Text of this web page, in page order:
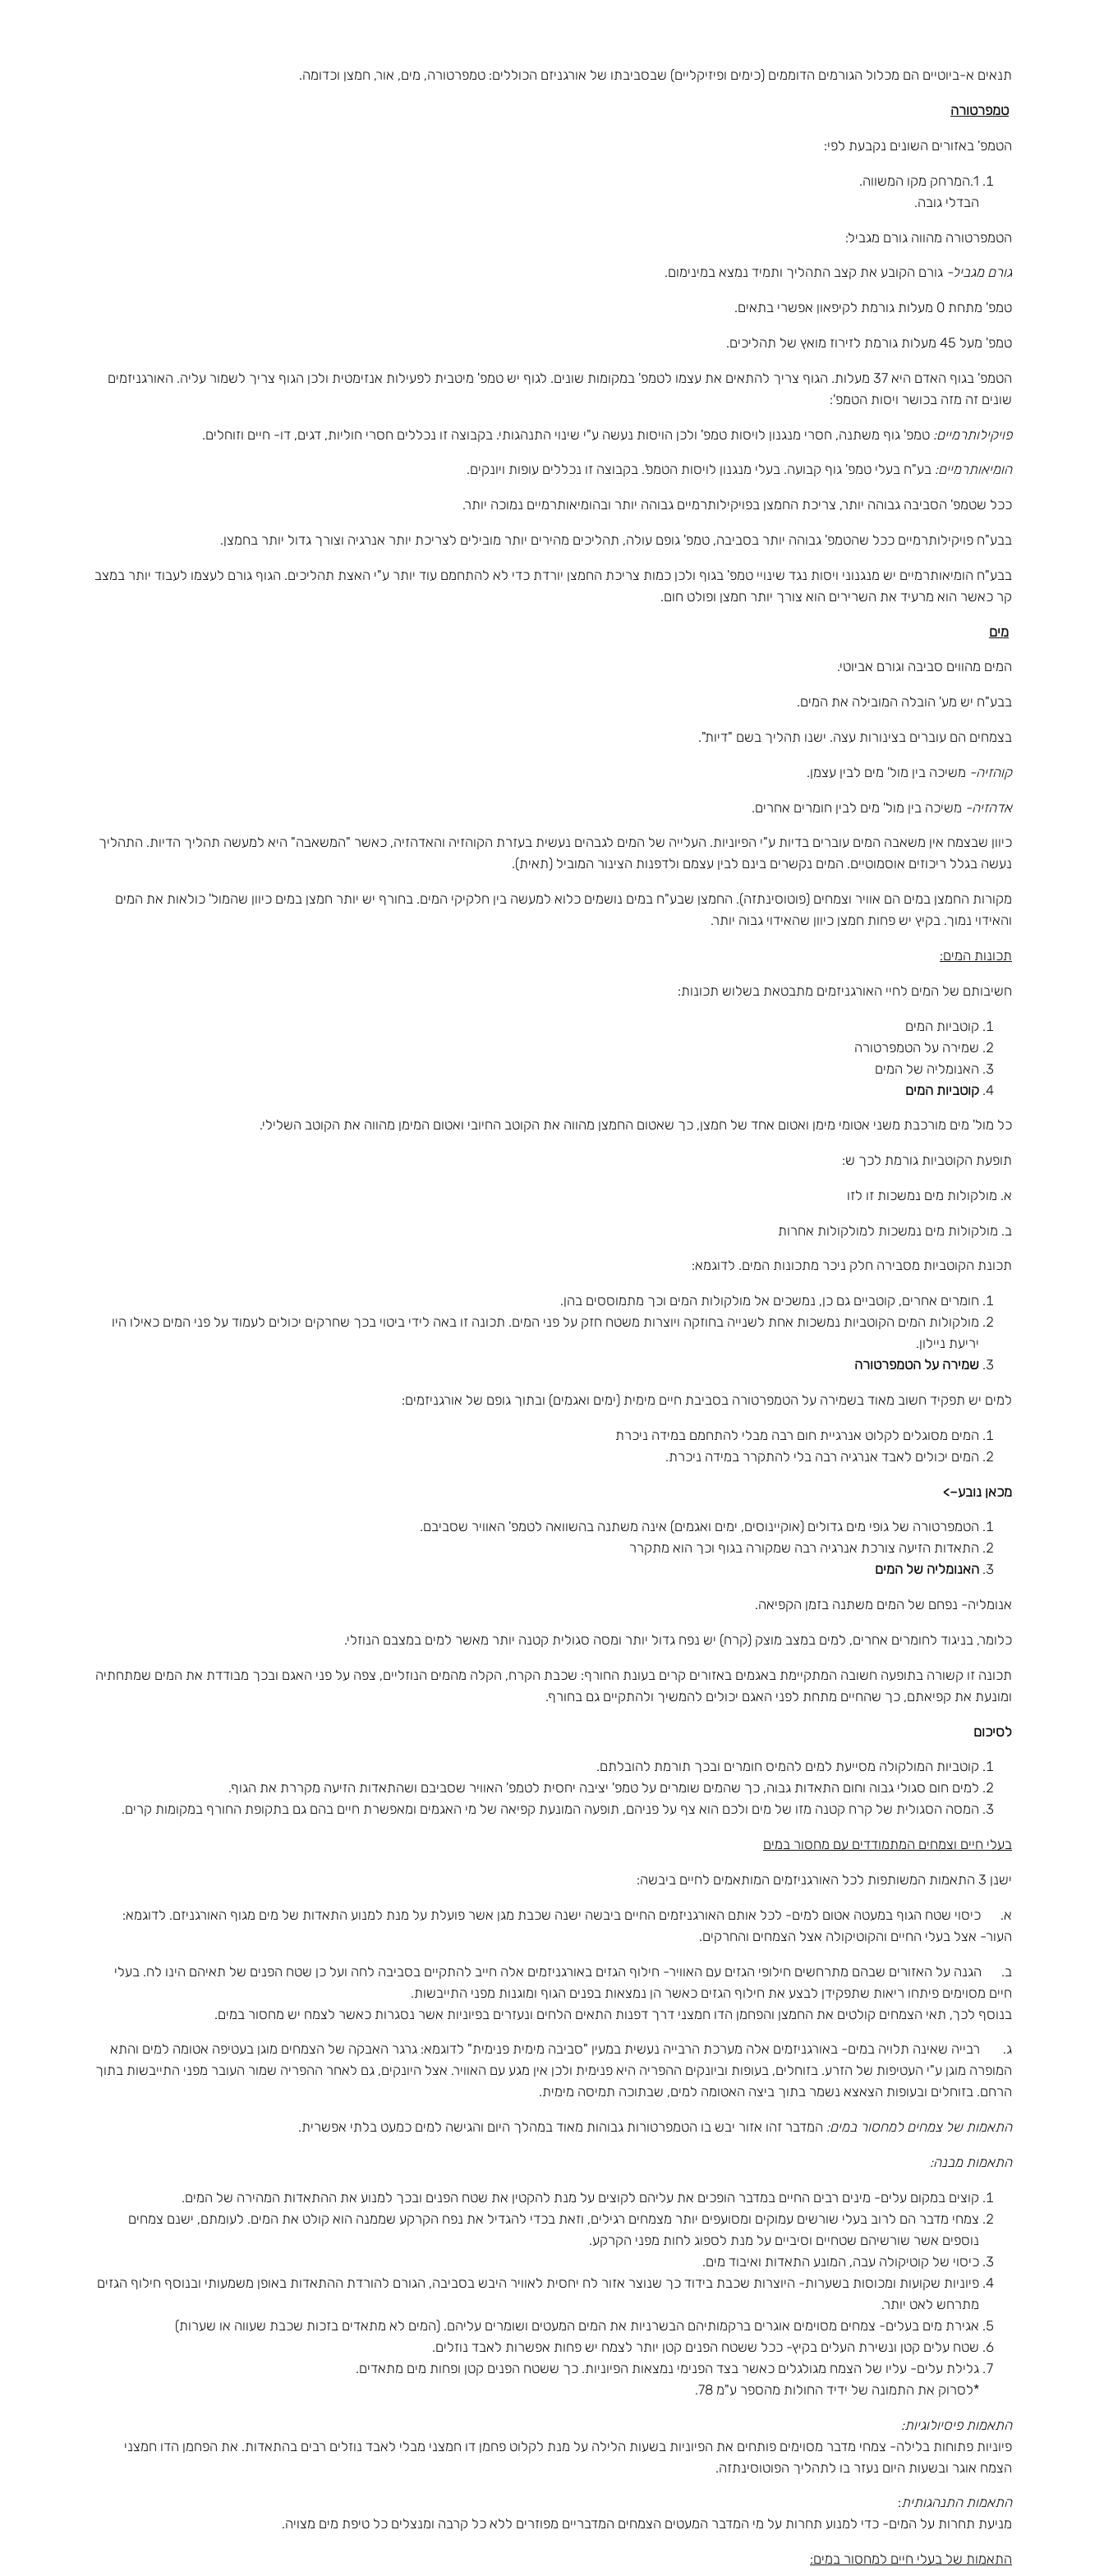
תנאים א-ביוטיים הם מכלול הגורמים הדוממים (כימים ופיזיקליים) שבסביבתו של אורגניזם הכוללים: טמפרטורה, מים, אור, חמצן וכדומה.
טמפרטורה
הטמפ' באזורים השונים נקבעת לפי:
1.המרחק מקו המשווה.
הבדלי גובה.
הטמפרטורה מהווה גורם מגביל:
גורם מגביל- גורם הקובע את קצב התהליך ותמיד נמצא במינימום.
טמפ' מתחת 0 מעלות גורמת לקיפאון אפשרי בתאים.
טמפ' מעל 45 מעלות גורמת לזירוז מואץ של תהליכים.
הטמפ' בגוף האדם היא 37 מעלות. הגוף צריך להתאים את עצמו לטמפ' במקומות שונים. לגוף יש טמפ' מיטבית לפעילות אנזימטית ולכן הגוף צריך לשמור עליה. האורגניזמים
שונים זה מזה בכושר ויסות הטמפ':
פויקילותרמיים: טמפ' גוף משתנה, חסרי מנגנון לויסות טמפ' ולכן הויסות נעשה ע"י שינוי התנהגותי. בקבוצה זו נכללים חסרי חוליות, דגים, דו- חיים וזוחלים.
הומיאותרמיים: בע"ח בעלי טמפ' גוף קבועה. בעלי מנגנון לויסות הטמפ'. בקבוצה זו נכללים עופות ויונקים.
ככל שטמפ' הסביבה גבוהה יותר, צריכת החמצן בפויקילותרמיים גבוהה יותר ובהומיאותרמיים נמוכה יותר.
בבע"ח פויקילותרמיים ככל שהטמפ' גבוהה יותר בסביבה, טמפ' גופם עולה, תהליכים מהירים יותר מובילים לצריכת יותר אנרגיה וצורך גדול יותר בחמצן.
בבע"ח הומיאותרמיים יש מנגנוני ויסות נגד שינויי טמפ' בגוף ולכן כמות צריכת החמצן יורדת כדי לא להתחמם עוד יותר ע"י האצת תהליכים. הגוף גורם לעצמו לעבוד יותר במצב
קר כאשר הוא מרעיד את השרירים הוא צורך יותר חמצן ופולט חום.
מים
המים מהווים סביבה וגורם אביוטי.
בבע"ח יש מע' הובלה המובילה את המים.
בצמחים הם עוברים בצינורות עצה. ישנו תהליך בשם "דיות".
קוהזיה- משיכה בין מול' מים לבין עצמן.
אדהזיה- משיכה בין מול' מים לבין חומרים אחרים.
כיוון שבצמח אין משאבה המים עוברים בדיות ע"י הפיוניות. העלייה של המים לגבהים נעשית בעזרת הקוהזיה והאדהזיה, כאשר "המשאבה" היא למעשה תהליך הדיות. התהליך
נעשה בגלל ריכוזים אוסמוטיים. המים נקשרים בינם לבין עצמם ולדפנות הצינור המוביל (תאית).
מקורות החמצן במים הם אוויר וצמחים (פוטוסינתזה). החמצן שבע"ח במים נושמים כלוא למעשה בין חלקיקי המים. בחורף יש יותר חמצן במים כיוון שהמול' כולאות את המים
והאידוי נמוך. בקיץ יש פחות חמצן כיוון שהאידוי גבוה יותר.
תכונות המים:
חשיבותם של המים לחיי האורגניזמים מתבטאת בשלוש תכונות:
קוטביות המים
שמירה על הטמפרטורה
האנומליה של המים
קוטביות המים
כל מול' מים מורכבת משני אטומי מימן ואטום אחד של חמצן, כך שאטום החמצן מהווה את הקוטב החיובי ואטום המימן מהווה את הקוטב השלילי.
תופעת הקוטביות גורמת לכך ש:
א. מולקולות מים נמשכות זו לזו
ב. מולקולות מים נמשכות למולקולות אחרות
תכונת הקוטביות מסבירה חלק ניכר מתכונות המים. לדוגמא:
חומרים אחרים, קוטביים גם כן, נמשכים אל מולקולות המים וכך מתמוססים בהן.
מולקולות המים הקוטביות נמשכות אחת לשנייה בחוזקה ויוצרות משטח חזק על פני המים. תכונה זו באה לידי ביטוי בכך שחרקים יכולים לעמוד על פני המים כאילו היו
יריעת ניילון.
שמירה על הטמפרטורה
למים יש תפקיד חשוב מאוד בשמירה על הטמפרטורה בסביבת חיים מימית (ימים ואגמים) ובתוך גופם של אורגניזמים:
המים מסוגלים לקלוט אנרגיית חום רבה מבלי להתחמם במידה ניכרת
המים יכולים לאבד אנרגיה רבה בלי להתקרר במידה ניכרת.
מכאן נובע–>
הטמפרטורה של גופי מים גדולים (אוקיינוסים, ימים ואגמים) אינה משתנה בהשוואה לטמפ' האוויר שסביבם.
התאדות הזיעה צורכת אנרגיה רבה שמקורה בגוף וכך הוא מתקרר
האנומליה של המים
אנומליה- נפחם של המים משתנה בזמן הקפיאה.
כלומר, בניגוד לחומרים אחרים, למים במצב מוצק (קרח) יש נפח גדול יותר ומסה סגולית קטנה יותר מאשר למים במצבם הנוזלי.
תכונה זו קשורה בתופעה חשובה המתקיימת באגמים באזורים קרים בעונת החורף: שכבת הקרח, הקלה מהמים הנוזליים, צפה על פני האגם ובכך מבודדת את המים שמתחתיה
ומונעת את קפיאתם, כך שהחיים מתחת לפני האגם יכולים להמשיך ולהתקיים גם בחורף.
לסיכום
קוטביות המולקולה מסייעת למים להמיס חומרים ובכך תורמת להובלתם.
למים חום סגולי גבוה וחום התאדות גבוה, כך שהמים שומרים על טמפ' יציבה יחסית לטמפ' האוויר שסביבם ושהתאדות הזיעה מקררת את הגוף.
המסה הסגולית של קרח קטנה מזו של מים ולכם הוא צף על פניהם, תופעה המונעת קפיאה של מי האגמים ומאפשרת חיים בהם גם בתקופת החורף במקומות קרים.
בעלי חיים וצמחים המתמודדים עם מחסור במים
ישנן 3 התאמות המשותפות לכל האורגניזמים המותאמים לחיים ביבשה:
א. כיסוי שטח הגוף במעטה אטום למים- לכל אותם האורגניזמים החיים ביבשה ישנה שכבת מגן אשר פועלת על מנת למנוע התאדות של מים מגוף האורגניזם. לדוגמא:
העור- אצל בעלי החיים והקוטיקולה אצל הצמחים והחרקים.
ב. הגנה על האזורים שבהם מתרחשים חילופי הגזים עם האוויר- חילוף הגזים באורגניזמים אלה חייב להתקיים בסביבה לחה ועל כן שטח הפנים של תאיהם הינו לח. בעלי
חיים מסוימים פיתחו ריאות שתפקידן לבצע את חילוף הגזים כאשר הן נמצאות בפנים הגוף ומוגנות מפני התייבשות.
בנוסף לכך, תאי הצמחים קולטים את החמצן והפחמן הדו חמצני דרך דפנות התאים הלחים ונעזרים בפיוניות אשר נסגרות כאשר לצמח יש מחסור במים.
ג. רבייה שאינה תלויה במים- באורגניזמים אלה מערכת הרבייה נעשית במעין "סביבה מימית פנימית" לדוגמא: גרגר האבקה של הצמחים מוגן בעטיפה אטומה למים והתא
המופרה מוגן ע"י העטיפות של הזרע. בזוחלים, בעופות וביונקים ההפריה היא פנימית ולכן אין מגע עם האוויר. אצל היונקים, גם לאחר ההפריה שמור העובר מפני התייבשות בתוך
הרחם. בזוחלים ובעופות הצאצא נשמר בתוך ביצה האטומה למים, שבתוכה תמיסה מימית.
התאמות של צמחים למחסור במים: המדבר זהו אזור יבש בו הטמפרטורות גבוהות מאוד במהלך היום והגישה למים כמעט בלתי אפשרית.
התאמות מבנה:
קוצים במקום עלים- מינים רבים החיים במדבר הופכים את עליהם לקוצים על מנת להקטין את שטח הפנים ובכך למנוע את ההתאדות המהירה של המים.
צמחי מדבר הם לרוב בעלי שורשים עמוקים ומסועפים יותר מצמחים רגילים, וזאת בכדי להגדיל את נפח הקרקע שממנה הוא קולט את המים. לעומתם, ישנם צמחים
נוספים אשר שורשיהם שטחיים וסיביים על מנת לספוג לחות מפני הקרקע.
כיסוי של קוטיקולה עבה, המונע התאדות ואיבוד מים.
פיוניות שקועות ומכוסות בשערות- היוצרות שכבת בידוד כך שנוצר אזור לח יחסית לאוויר היבש בסביבה, הגורם להורדת ההתאדות באופן משמעותי ובנוסף חילוף הגזים
מתרחש לאט יותר.
אגירת מים בעלים- צמחים מסוימים אוגרים ברקמותיהם הבשרניות את המים המעטים ושומרים עליהם. (המים לא מתאדים בזכות שכבת שעווה או שערות)
שטח עלים קטן ונשירת העלים בקיץ- ככל ששטח הפנים קטן יותר לצמח יש פחות אפשרות לאבד נוזלים.
גלילת עלים- עליו של הצמח מגולגלים כאשר בצד הפנימי נמצאות הפיוניות. כך ששטח הפנים קטן ופחות מים מתאדים.
*לסרוק את התמונה של ידיד החולות מהספר ע"מ 78.
התאמות פיסיולוגיות:
פיוניות פתוחות בלילה- צמחי מדבר מסוימים פותחים את הפיוניות בשעות הלילה על מנת לקלוט פחמן דו חמצני מבלי לאבד נוזלים רבים בהתאדות. את הפחמן הדו חמצני
הצמח אוגר ובשעות היום נעזר בו לתהליך הפוטוסינתזה.
התאמות התנהגותית:
מניעת תחרות על המים- כדי למנוע תחרות על מי המדבר המעטים הצמחים המדבריים מפוזרים ללא כל קרבה ומנצלים כל טיפת מים מצויה.
התאמות של בעלי חיים למחסור במים: